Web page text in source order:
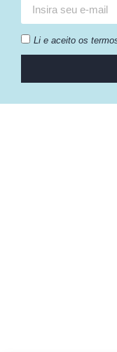
Li e aceito os